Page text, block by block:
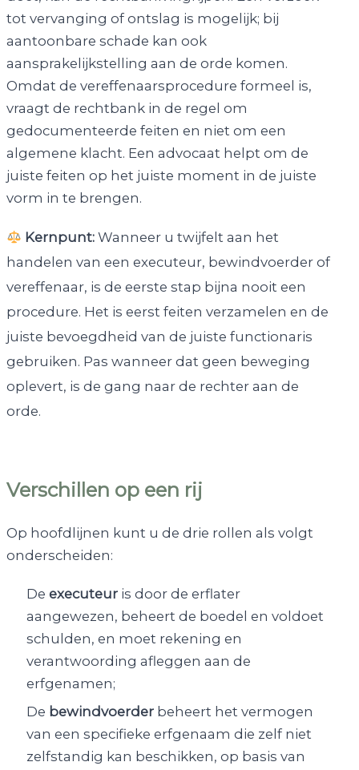
tot vervanging of ontslag is mogelijk; bij
aantoonbare schade kan ook
aansprakelijkstelling aan de orde komen.
Omdat de vereffenaarsprocedure formeel is,
vraagt de rechtbank in de regel om
gedocumenteerde feiten en niet om een
algemene klacht. Een advocaat helpt om de
juiste feiten op het juiste moment in de juiste
vorm in te brengen.
Kernpunt: Wanneer u twijfelt aan het
handelen van een executeur, bewindvoerder of
vereffenaar, is de eerste stap bijna nooit een
procedure. Het is eerst feiten verzamelen en de
juiste bevoegdheid van de juiste functionaris
gebruiken. Pas wanneer dat geen beweging
oplevert, is de gang naar de rechter aan de
orde.
Verschillen op een rij
Op hoofdlijnen kunt u de drie rollen als volgt
onderscheiden:
Deexecuteur is door de erflater
aangewezen, beheert de boedel en voldoet
schulden, en moet rekening en
verantwoording afleggen aan de
erfgenamen;
De bewindvoerder beheert het vermogen
van een specifieke erfgenaam die zelf niet
zelfstandig kan beschikken, op basis van